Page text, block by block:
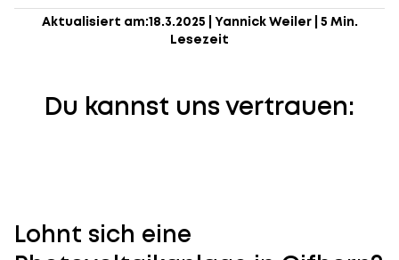
Aktualisiert am:18.3.2025 Yannick Weiler| 5 Min.
Lesezeit
Du kannst uns vertrauen:
Lohnt sich eine